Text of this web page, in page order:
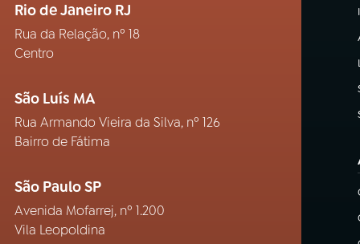
Rio de Janeiro RJ
Rua da Relação, nº 18
Centro
São Luís MA
Rua Armando Vieira da Silva, nº 126
Bairro de Fátima
São Paulo SP
Avenida Mofarrej, nº 1.200
Vila Leopoldina